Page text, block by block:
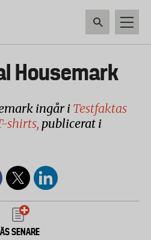
Housemark
ingår i Testfaktas
shirts, publicerat i
SENARE